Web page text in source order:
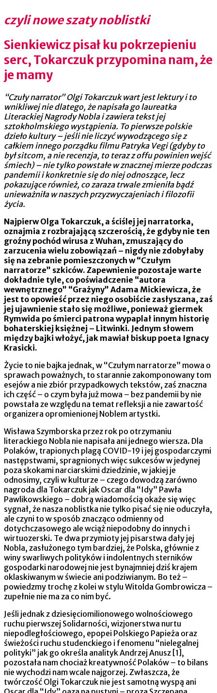
czyli nowe szaty noblistki
Sienkiewicz pisał ku pokrzepieniu
serc, Tokarczuk przypomina nam, że
je mamy
“Czuły narrator” Olgi Tokarczuk wart jest lektury i to
wnikliwej nie dlatego, że napisała go laureatka
Literackiej Nagrody Nobla i zawiera tekst jej
sztokholmskiego wystąpienia. To pierwsze polskie
dzieło kultury – jeśli nie liczyć wywodzącego się z
całkiem innego porządku filmu Patryka Vegi (gdyby to
był sitcom, a nie recenzja, to teraz z offu powinien wejść
śmiech) – nie tylko powstałe w znacznej mierze podczas
pandemii i konkretnie się do niej odnoszące, lecz
pokazujące również, co zaraza trwale zmieniła bądź
unieważniła w naszych przyzwyczajeniach i filozofii
życia.
Najpierw Olga Tokarczuk, a ściślej jej narratorka,
oznajmia z rozbrajającą szczerością, że gdyby nie ten
groźny pochód wirusa z Wuhan, zmuszający do
zarzucenia wielu zobowiązań – nigdy nie zdobyłaby
się na zebranie pomieszczonych w “Czułym
narratorze” szkiców. Zapewnienie pozostaje warte
dokładnie tyle, co poświadczenie “autora
wewnętrznego” “Grażyny” Adama Mickiewicza, że
jest to opowieść przez niego osobiście zasłyszana, zaś
jej ujawnienie stało się możliwe, ponieważ giermek
Rymwida po śmierci patrona wypaplał innym historię
bohaterskiej księżnej – Litwinki. Jednym słowem
między bajki włożyć, jak mawiał biskup poeta Ignacy
Krasicki.
Życie to nie bajka jednak, w “Czułym narratorze” mowa o
sprawach poważnych, to starannie zakomponowany tom
esejów a nie zbiór przypadkowych tekstów, zaś znaczna
ich część – o czym była już mowa – bez pandemii by nie
powstała ze względu na temat refleksji a nie zawartość
organizera opromienionej Noblem artystki.
Wisława Szymborska przez rok po otrzymaniu
literackiego Nobla nie napisała ani jednego wiersza. Dla
Polaków, trapionych plagą COVID-19 i jej gospodarczymi
następstwami, spragnionych więc sukcesów w jedynej
poza skokami narciarskimi dziedzinie, w jakiej je
odnosimy, czyli w kulturze – czego dowodzą zarówno
nagroda dla Tokarczuk jak Oscar dla “Idy” Pawła
Pawlikowskiego – dobrą wiadomością okaże się więc
sygnał, że nasza noblistka nie tylko pisać się nie oduczyła,
ale czyni to w sposób znacząco odmienny od
dotychczasowego ale wciąż niepodobny do innych i
wirtuozerski. Te dwa przymioty jej pisarstwa dały jej
Nobla, zasłużonego tym bardziej, że Polska, głównie z
winy swarliwych polityków i indolentnych sterników
gospodarki narodowej nie jest bynajmniej dziś krajem
oklaskiwanym w świecie ani podziwianym. Bo też –
powiedzmy trochę z kolei w stylu Witolda Gombrowicza –
zupełnie nie ma za co nim być.
Jeśli jednak z dziesięciomilionowego wolnościowego
ruchu pierwszej Solidarności, wizjonerstwa nurtu
niepodległościowego, epopei Polskiego Papieża oraz
świeżości ruchu studenckiego i fenomenu “nielegalnej
polityki” jak go określa analityk Andrzej Anusz [1],
pozostała nam chociaż kreatywność Polaków – to bilans
nie wychodzi nam wcale najgorzej. Zwłaszcza, że
twórczość Olgi Tokarczuk nie jest samotną wyspą ani